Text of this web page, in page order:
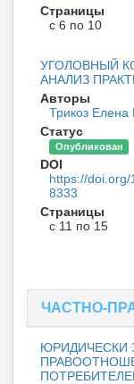
Страницы
с 6 по 10
УГОЛОВНЫЙ
АНАЛИЗ
Авторы
Трикоз Елена
Статус
Опубликован
DOI
https://
8333
Страницы
с 11 по 15
ЧАСТНО-
ЮРИДИЧЕСКИ